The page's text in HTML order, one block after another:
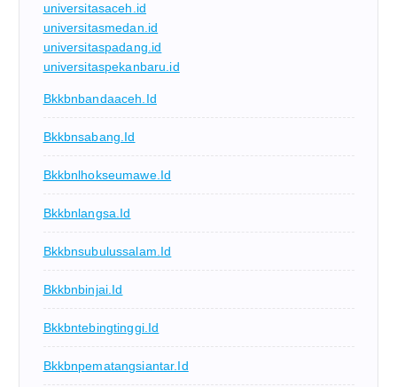
universitasaceh.id
universitasmedan.id
universitaspadang.id
universitaspekanbaru.id
Bkkbnbandaaceh.id
Bkkbnsabang.id
Bkkbnlhokseumawe.id
Bkkbnlangsa.id
Bkkbnsubulussalam.id
Bkkbnbinjai.id
Bkkbntebingtinggi.id
Bkkbnpematangsiantar.id